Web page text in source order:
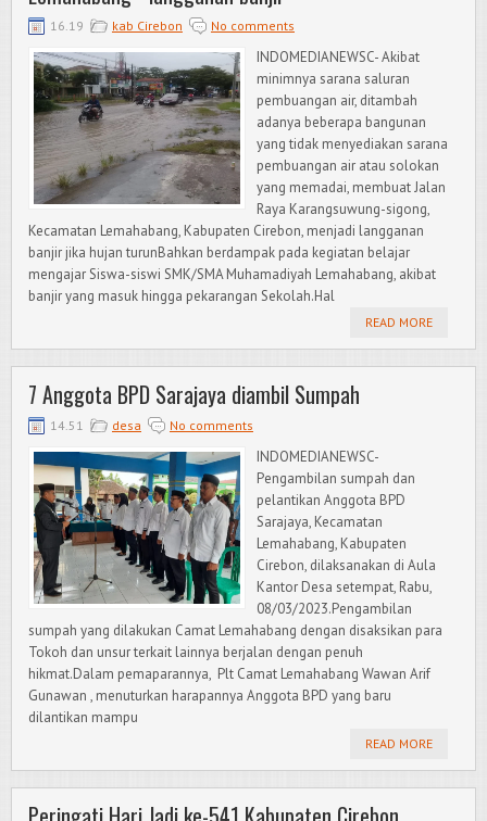
16.19 kab Cirebon No comments
INDOMEDIANEWSC- Akibat
minimnya sarana saluran
pembuangan air, ditambah
adanya beberapa bangunan
yang tidak menyediakan sarana
pembuangan air atau solokan
yang memadai, membuat Jalan
Raya Karangsuwung-sigong,
Kecamatan Lemahabang, Kabupaten Cirebon, menjadi langganan
banjir jika hujan turunBahkan berdampak pada kegiatan belajar
mengajar Siswa-siswi SMK/SMA Muhamadiyah Lemahabang, akibat
banjir yang masuk hingga pekarangan Sekolah.Hal
READ MORE
7 Anggota BPD Sarajaya diambil Sumpah
14.51 desa No comments
INDOMEDIANEWSC-
Pengambilan sumpah dan
pelantikan Anggota BPD
Sarajaya, Kecamatan
Lemahabang, Kabupaten
Cirebon, dilaksanakan di Aula
Kantor Desa setempat, Rabu,
08/03/2023.Pengambilan
sumpah yang dilakukan Camat Lemahabang dengan disaksikan para
Tokoh dan unsur terkait lainnya berjalan dengan penuh
hikmat.Dalam pemaparannya, Plt Camat Lemahabang Wawan Arif
Gunawan , menuturkan harapannya Anggota BPD yang baru
dilantikan mampu
READ MORE